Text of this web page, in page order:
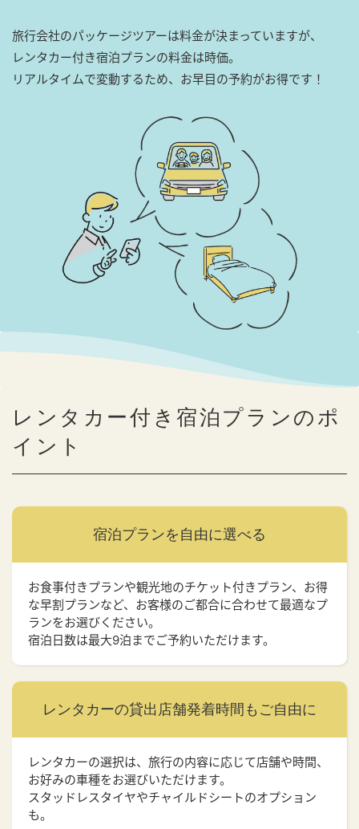
旅行会社のパッケージツアーは料金が決まっていますが、
レンタカー付き宿泊プランの料金は時価。
リアルタイムで変動するため、お早目の予約がお得です！
レンタカー付き宿泊プランのポ
イント
宿泊プランを 自由に選べる
お食事付きプランや観光地のチケット付きプラン、お得
な早割プランなど、お客様のご都合に合わせて最適なプ
ランをお選びください。
宿泊日数は最大9泊までご予約いただけます。
レンタカーの貸出店舗発着時間もご自由に
レンタカーの選択は、旅行の内容に応じて店舗や時間、
お好みの車種をお選びいただけます。
スタッドレスタイヤやチャイルドシートのオプション
も。